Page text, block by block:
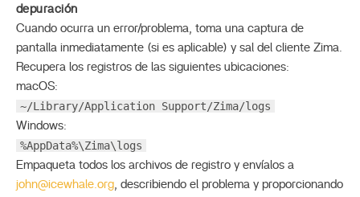
depuración
Cuando ocurra un error/problema, toma una captura de
pantalla inmediatamente (si es aplicable) y sal del cliente Zima.
Recupera los registros de las siguientes ubicaciones:
macOS:
~/Library/Application Support/Zima/logs
Windows:
%AppData%\Zima\logs
Empaqueta todos los archivos de registro y envíalos a
john@icewhale.org, describiendo el problema y proporcionando